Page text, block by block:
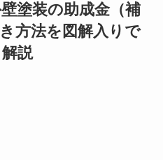
壁塗装の助成金（補
方法を図解入りで
説